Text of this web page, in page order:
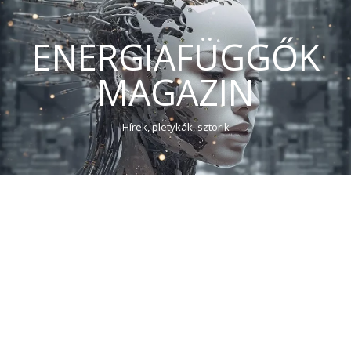
ENERGIAFÜGGŐK
MAGAZIN
Hírek, pletykák, sztorik